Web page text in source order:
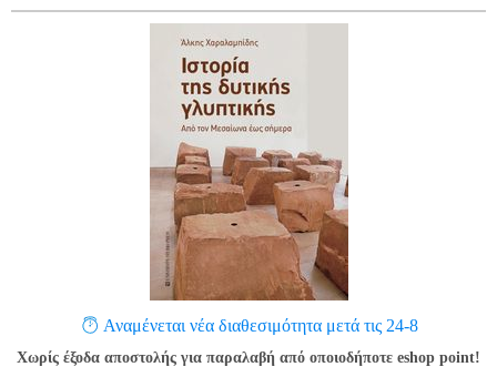
Αναμένεται νέα διαθεσιμότητα μετά τις 24-8
Χωρίς έξοδα αποστολής για παραλαβή από οποιοδήποτε eshop point!